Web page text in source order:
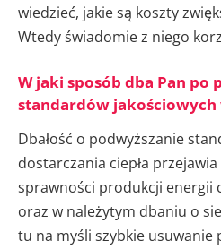
wiedzieć, jakie są koszty
Wtedy świadomie z niego
W jaki sposób dba Pan po
standardów jakościowych
Dbałość o podwyższanie
dostarczania ciepła
sprawności produkcji energii
oraz w należytym dbaniu o
tu na myśli szybkie usuwanie